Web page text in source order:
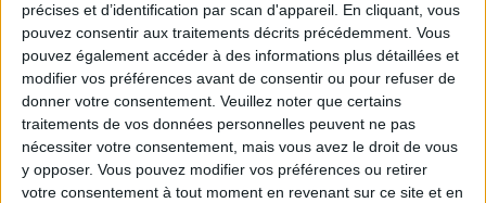
précises et d’identification par scan d'appareil. En cliquant, vous
pouvez consentir aux traitements décrits précédemment. Vous
pouvez également accéder à des informations plus détaillées et
modifier vos préférences avant de consentir ou pour refuser de
donner votre consentement. Veuillez noter que certains
traitements de vos données personnelles peuvent ne pas
nécessiter votre consentement, mais vous avez le droit de vous
y opposer. Vous pouvez modifier vos préférences ou retirer
votre consentement à tout moment en revenant sur ce site et en
LES MEILLEURS HÔTELS POUR UN WEEK-END SPA ET GASTRONOMIE